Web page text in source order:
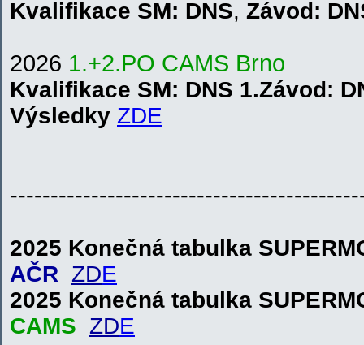
Kvalifikace SM: DNS, Závod:
2026 1.+2.PO CAMS Brno
Kvalifikace SM: DNS 1.Závod:
Výsledky ZDE
2025 Konečná tabulka
AČR ZDE
2025 Konečná tabulka
CAMS ZDE